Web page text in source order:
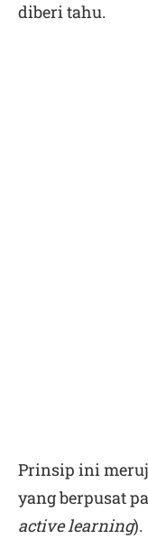
diberi tahu.
Prinsip ini
yang berpusat
active learning).